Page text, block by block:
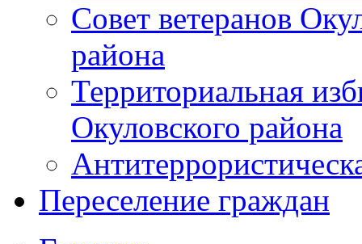
Совет ветеранов
района
Территориальная
Окуловского района
Переселение граждан